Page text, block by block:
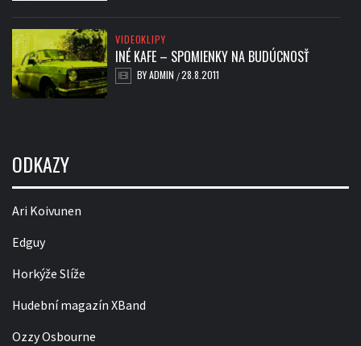
VIDEOKLIPY
INÉ KAFE – SPOMIENKY NA BUDÚCNOSŤ
BYADMIN /28.8.2011
ODKAZY
Ari Koivunen
Edguy
Horkýže Slíže
Hudební magazín XBand
Ozzy Osbourne